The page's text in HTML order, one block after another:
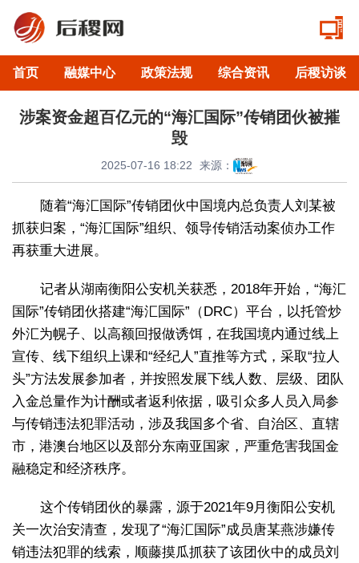
首页 融媒中心 政策法规 综合资讯 后稷访谈
涉案资金超百亿元的“海汇国际”传销团伙被摧
毁
2025-07-16 18:22 来源：
随着“海汇国际”传销团伙中国境内总负责人刘某被
抓获归案，“海汇国际”组织、领导传销活动案侦办工作
再获重大进展。
记者从湖南衡阳公安机关获悉，2018年开始，“海汇
国际”传销团伙搭建“海汇国际”（DRC）平台，以托管炒
外汇为幌子、以高额回报做诱饵，在我国境内通过线上
宣传、线下组织上课和“经纪人”直推等方式，采取“拉人
头”方法发展参加者，并按照发展下线人数、层级、团队
入金总量作为计酬或者返利依据，吸引众多人员入局参
与传销违法犯罪活动，涉及我国多个省、自治区、直辖
市，港澳台地区以及部分东南亚国家，严重危害我国金
融稳定和经济秩序。
这个传销团伙的暴露，源于2021年9月衡阳公安机
关一次治安清查，发现了“海汇国际”成员唐某燕涉嫌传
销违法犯罪的线索，顺藤摸瓜抓获了该团伙中的成员刘